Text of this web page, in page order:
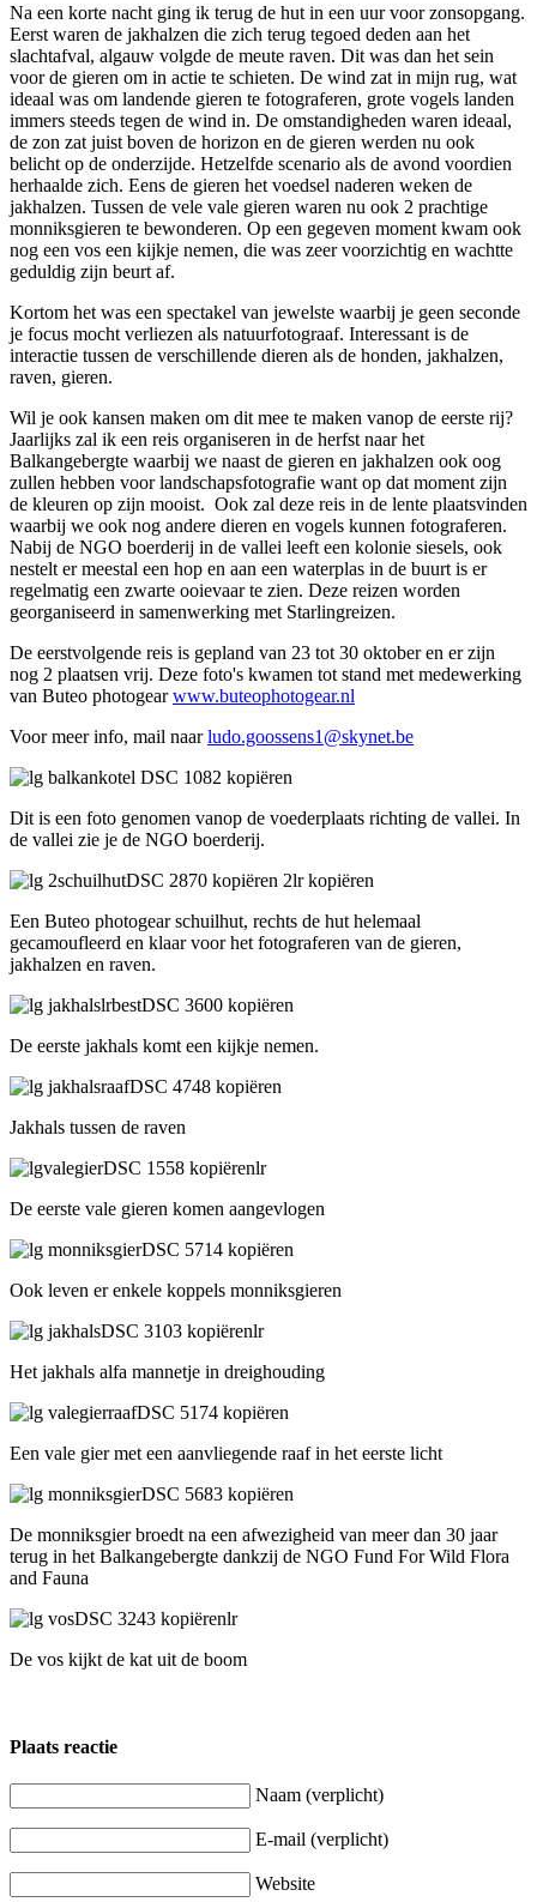
Na een korte nacht ging ik terug de hut in een uur voor zonsopgang.
Eerst waren de jakhalzen die zich terug tegoed deden aan het
slachtafval, algauw volgde de meute raven. Dit was dan het sein
voor de gieren om in actie te schieten. De wind zat in mijn rug, wat
ideaal was om landende gieren te fotograferen, grote vogels landen
immers steeds tegen de wind in. De omstandigheden waren ideaal,
de zon zat juist boven de horizon en de gieren werden nu ook
belicht op de onderzijde. Hetzelfde scenario als de avond voordien
herhaalde zich. Eens de gieren het voedsel naderen weken de
jakhalzen. Tussen de vele vale gieren waren nu ook 2 prachtige
monniksgieren te bewonderen. Op een gegeven moment kwam ook
nog een vos een kijkje nemen, die was zeer voorzichtig en wachtte
geduldig zijn beurt af.
Kortom het was een spectakel van jewelste waarbij je geen seconde
je focus mocht verliezen als natuurfotograaf. Interessant is de
interactie tussen de verschillende dieren als de honden, jakhalzen,
raven, gieren.
Wil je ook kansen maken om dit mee te maken vanop de eerste rij?
Jaarlijks zal ik een reis organiseren in de herfst naar het
Balkangebergte waarbij we naast de gieren en jakhalzen ook oog
zullen hebben voor landschapsfotografie want op dat moment zijn
de kleuren op zijn mooist. Ook zal deze reis in de lente plaatsvinden
waarbij we ook nog andere dieren en vogels kunnen fotograferen.
Nabij de NGO boerderij in de vallei leeft een kolonie siesels, ook
nestelt er meestal een hop en aan een waterplas in de buurt is er
regelmatig een zwarte ooievaar te zien. Deze reizen worden
georganiseerd in samenwerking met Starlingreizen.
De eerstvolgende reis is gepland van 23 tot 30 oktober en er zijn
nog 2 plaatsen vrij. Deze foto's kwamen tot stand met medewerking
van Buteo photogearwww.buteophotogear.nl
Voor meer info, mail naarludo.goossens1@skynet.be
Dit is een foto genomen vanop de voederplaats richting de vallei. In
de vallei zie je de NGO boerderij.
Een Buteo photogear schuilhut, rechts de hut helemaal
gecamoufleerd en klaar voor het fotograferen van de gieren,
jakhalzen en raven.
De eerste jakhals komt een kijkje nemen.
Jakhals tussen de raven
De eerste vale gieren komen aangevlogen
Ook leven er enkele koppels monniksgieren
Het jakhals alfa mannetje in dreighouding
Een vale gier met een aanvliegende raaf in het eerste licht
De monniksgier broedt na een afwezigheid van meer dan 30 jaar
terug in het Balkangebergte dankzij de NGO Fund For Wild Flora
and Fauna
De vos kijkt de kat uit de boom
Plaats reactie
Naam (verplicht)
E-mail (verplicht)
Website